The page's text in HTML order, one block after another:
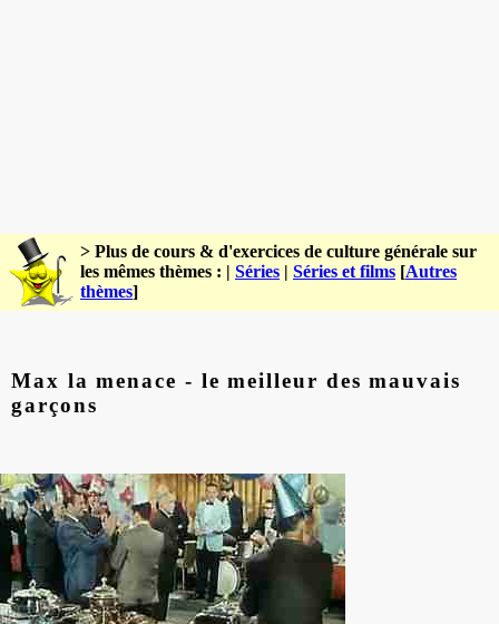
> Plus de cours & d'exercices de culture générale sur
les mêmes thèmes : | Séries | Séries et films [Autres
thèmes]
Max la menace - le meilleur des mauvais
garçons